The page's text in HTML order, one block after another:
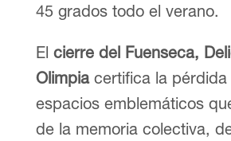
45 grados todo el verano.
El cierre del Fuenseca,
Olimpia certifica la
espacios emblemáticos
de la memoria colectiva,